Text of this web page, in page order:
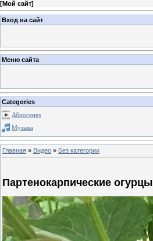
[Мой сайт]
Вход на сайт
Меню сайта
Categories
Абиогенез
Музыка
Главная » Видео » Без категории
Партенокарпические огурцы